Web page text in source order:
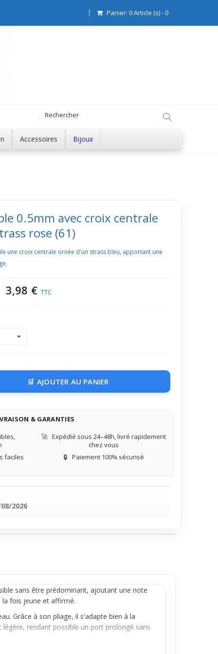
Panier: 0Article (s)-0
Accessoires Bijoux
0.5mm avec croix centrale
rose (61)
une croix centrale ornée d'un strass bleu, apportant une
3,98 € TTC
AJOUTER AU PANIER
& GARANTIES
🚀 Expédié sous 24–48h, livré rapidement
chez vous
faciles
🔒 Paiement 100% sécurisé
2026
sans être prédominant, ajoutant une note
fois jeune et affirmé.
Grâce à son pliage, il s'adapte bien à la
rendant possible un port prolongé sans